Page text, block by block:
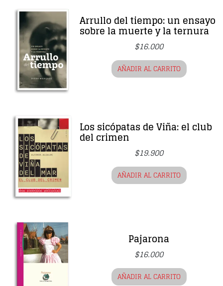
Arrullo del tiempo: un ensayo
sobre la muerte y la ternura
$16.000
AÑADIR AL CARRITO
Los sicópatas de Viña: el club
del crimen
$19.900
AÑADIR AL CARRITO
Pajarona
$16.000
AÑADIR AL CARRITO